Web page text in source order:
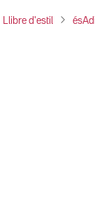
Llibre d'estil